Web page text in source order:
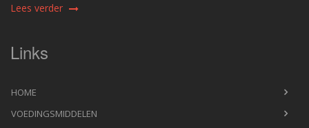
Lees verder
Links
HOME
VOEDINGSMIDDELEN